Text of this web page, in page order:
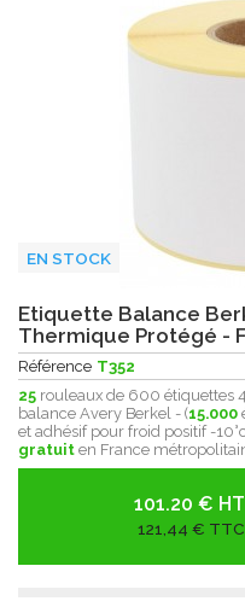
EN STOCK
Etiquette Balance
Thermique Protégé -
Référence T352
25 rouleaux de 600 étiquettes
balance Avery Berkel - (15.000
et adhésif pour froid positif -
gratuit en France
101.20 € HT
121,44 € TTC